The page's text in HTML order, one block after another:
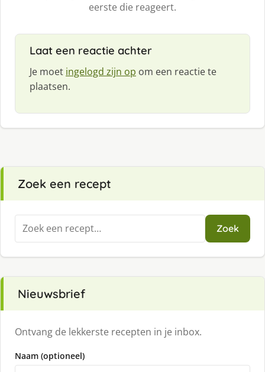
eerste die reageert.
Laat een reactie achter
Je moet ingelogd zijn op om een reactie te
plaatsen.
Zoek een recept
Zoeken
naar:
Zoek
Nieuwsbrief
Ontvang de lekkerste recepten in je inbox.
Naam (optioneel)